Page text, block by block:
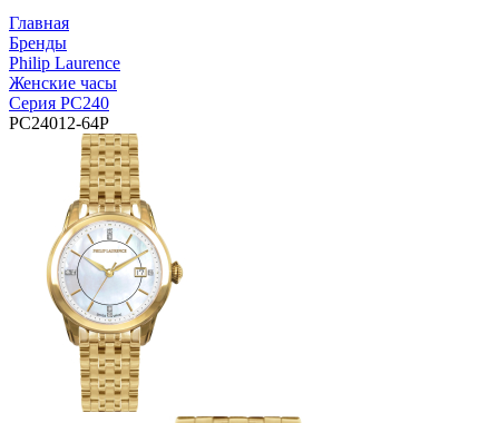
Главная
Бренды
Philip Laurence
Женские часы
Серия PC240
PC24012-64P